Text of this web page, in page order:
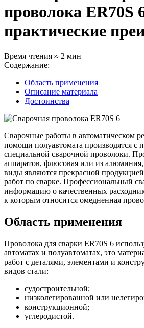
проволока ER70S
практические
Время чтения ≈ 2 мин
Содержание:
Область применения
Описание материала
Достоинства
Сварочные работы в автоматическом
помощи полуавтомата производятся с
специальной сварочной проволоки.
аппаратов, флюсовая или из
виды являются прекрасной
работ по сварке. Профессиональный
информацию о качественных
к которым относится омедненная
Область применения
Проволока для сварки ER70S 6
автоматах и полуавтоматах, это
работ с деталями, элементами и
видов стали:
судостроительной;
низколегированной или
конструкционной;
углеродистой.